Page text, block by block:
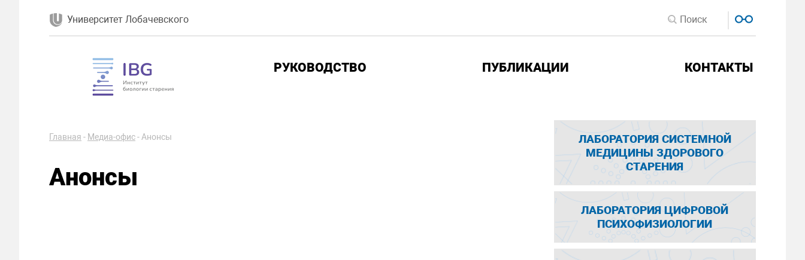
Университет Лобачевского
РУКОВОДСТВО ПУБЛИКАЦИИ КОНТАКТЫ
Главная - Медиа-офис-Анонсы
Анонсы
ЛАБОРАТОРИЯ СИСТЕМНОЙ
МЕДИЦИНЫ ЗДОРОВОГО
СТАРЕНИЯ
ЛАБОРАТОРИЯ ЦИФРОВОЙ
ПСИХОФИЗИОЛОГИИ